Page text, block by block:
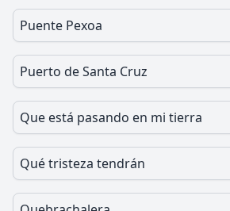
Puente Pexoa
Puerto de Santa Cruz
Que está pasando en mi tierra
Qué tristeza tendrán